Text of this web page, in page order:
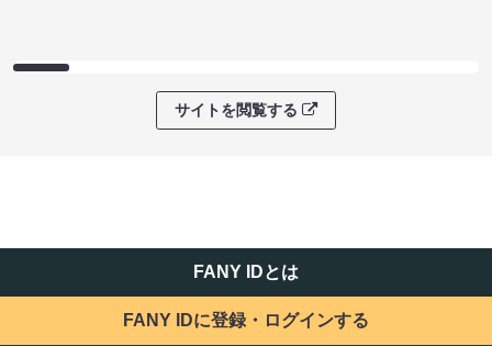
サイトを閲覧する
FANY IDとは
FANY IDに登録・ログインする